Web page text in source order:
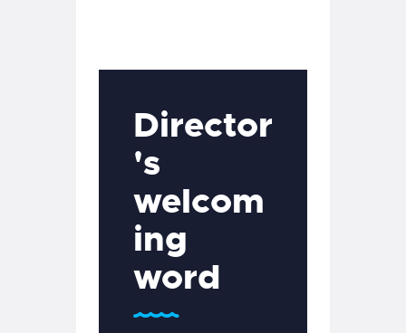
Director
's
welcom
ing
word